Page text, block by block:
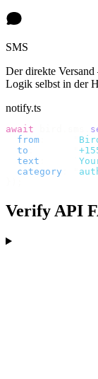
SMS
Der direkte
Logik selbst in der
notify.ts
await
  from
  to
  text
  category
Verify API